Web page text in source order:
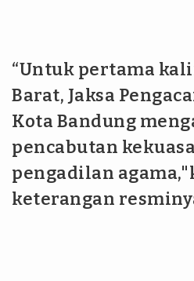
“Untuk pertama
Barat, Jaksa
Kota Bandung
pencabutan
pengadilan
keterangan